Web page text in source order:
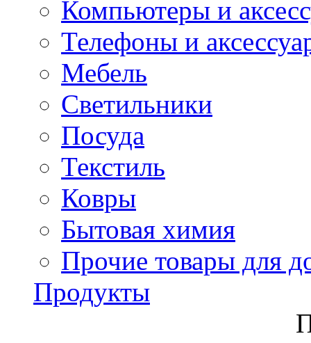
Компьютеры и
Телефоны и
Мебель
Светильники
Посуда
Текстиль
Ковры
Бытовая химия
Прочие товары для
Продукты